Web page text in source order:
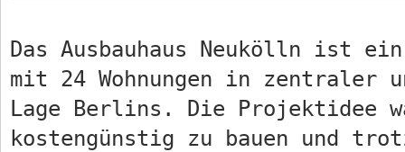
Das Ausbauhaus Neukölln ist
mit 24 Wohnungen in zentraler
Lage Berlins. Die Projektidee
kostengünstig zu bauen und